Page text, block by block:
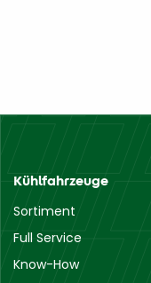
Kühlfahrzeuge
Sortiment
Full Service
Know-How